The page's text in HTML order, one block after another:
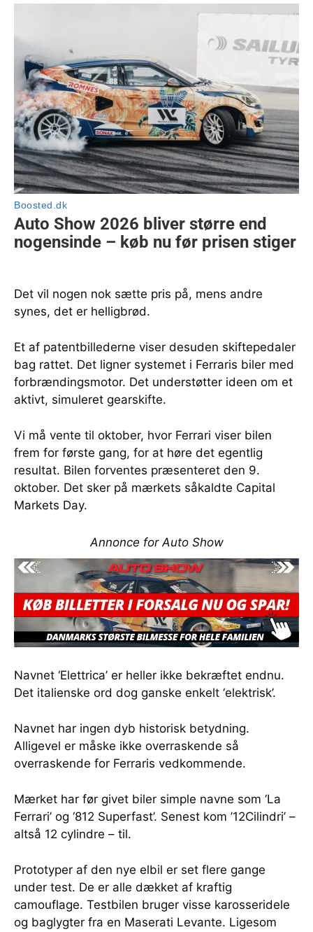
Det vil nogen nok sætte pris på, mens andre
synes, det er helligbrød.
Et af patentbillederne viser desuden skiftepedaler
bag rattet. Det ligner systemet i Ferraris biler med
forbrændingsmotor. Det understøtter ideen om et
aktivt, simuleret gearskifte.
Vi må vente til oktober, hvor Ferrari viser bilen
frem for første gang, for at høre det egentlig
resultat. Bilen forventes præsenteret den 9.
oktober. Det sker på mærkets såkaldte Capital
Markets Day.
Annonce for Auto Show
Navnet ‘Elettrica’ er heller ikke bekræftet endnu.
Det italienske ord dog ganske enkelt ‘elektrisk’.
Navnet har ingen dyb historisk betydning.
Alligevel er måske ikke overraskende så
overraskende for Ferraris vedkommende.
Mærket har før givet biler simple navne som ‘La
Ferrari’ og ‘812 Superfast’. Senest kom ’12Cilindri’ –
altså 12 cylindre – til.
Prototyper af den nye elbil er set flere gange
under test. De er alle dækket af kraftig
camouflage. Testbilen bruger visse karosseridele
og baglygter fra en Maserati Levante. Ligesom